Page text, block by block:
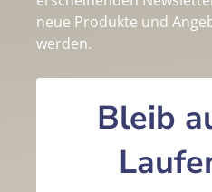
neue Produkte und
werden.
Bleib